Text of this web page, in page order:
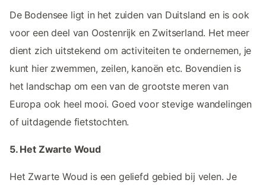
De Bodensee ligt in het zuiden van Duitsland en is ook
voor een deel van Oostenrijk en Zwitserland. Het meer
dient zich uitstekend om activiteiten te ondernemen, je
kunt hier zwemmen, zeilen, kanoën etc. Bovendien is
het landschap om een van de grootste meren van
Europa ook heel mooi. Goed voor stevige wandelingen
of uitdagende fietstochten.
5. Het Zwarte Woud
Het Zwarte Woud is een geliefd gebied bij velen. Je